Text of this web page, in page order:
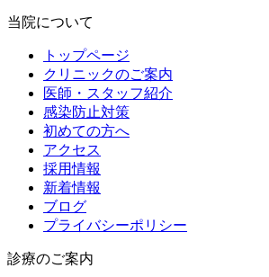
当院について
トップページ
クリニックのご案内
医師・スタッフ紹介
感染防止対策
初めての方へ
アクセス
採用情報
新着情報
ブログ
プライバシーポリシー
診療のご案内